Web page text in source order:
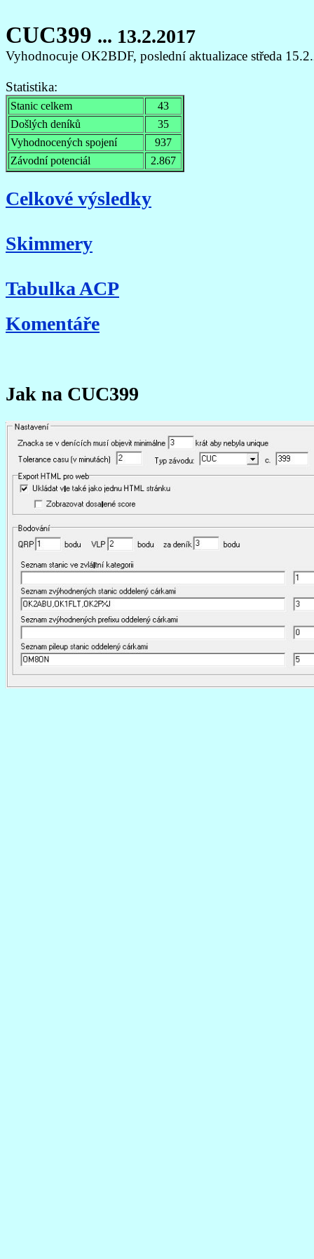
CUC399 ... 13.2.2017
Vyhodnocuje OK2BDF, poslední aktualizace středa
Statistika:
Stanic celkem
43
Došlých deníků
35
Vyhodnocených spojení
937
Závodní potenciál
2.867
Celkové výsledky
Skimmery
Tabulka ACP
Komentáře
Jak na CUC399